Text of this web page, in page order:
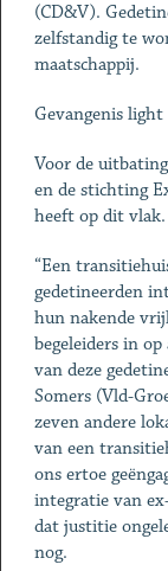
(CD&V).
zelfstandig te
maatschappij.
Gevangenis light
Voor de
en de stichting
heeft op dit vlak.
“Een
gedetineerden
hun nakende
begeleiders in
van deze
Somers (Vld-
zeven andere
van een
ons ertoe
integratie van
dat justitie
nog.